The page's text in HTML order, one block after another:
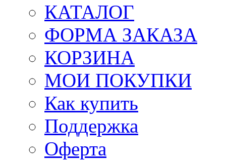
КАТАЛОГ
ФОРМА ЗАКАЗА
КОРЗИНА
МОИ ПОКУПКИ
Как купить
Поддержка
Оферта